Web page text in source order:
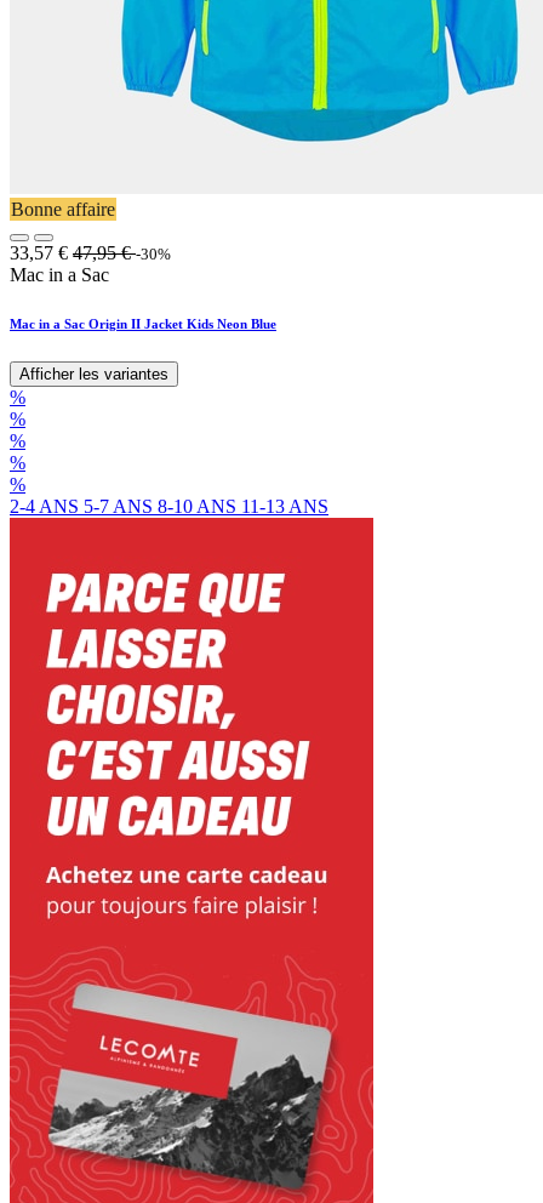
Bonne affaire
33,57 € 47,95€ -30%
Mac in a Sac
Mac in a Sac Origin II Jacket Kids Neon Blue
Afficher les variantes
%
%
%
%
%
2-4 ANS 5-7 ANS 8-10 ANS 11-13 ANS